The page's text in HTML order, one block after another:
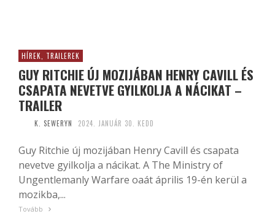
HÍREK, TRAILEREK
GUY RITCHIE ÚJ MOZIJÁBAN HENRY CAVILL ÉS
CSAPATA NEVETVE GYILKOLJA A NÁCIKAT –
TRAILER
K. SEWERYN 2024. JANUÁR 30. KEDD
Guy Ritchie új mozijában Henry Cavill és csapata
nevetve gyilkolja a nácikat. A The Ministry of
Ungentlemanly Warfare oaát április 19-én kerül a
mozikba,...
Tovább